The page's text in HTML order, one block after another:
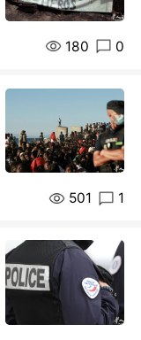
180 0
501 1